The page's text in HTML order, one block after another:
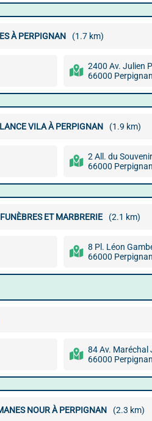
À PERPIGNAN (1.7 km)
2400 Av. Julien
66000 Perpignan
VILA À PERPIGNAN (1.9 km)
2 All. du Souvenir
66000 Perpignan
ET MARBRERIE (2.1 km)
8 Pl. Léon
66000 Perpignan
84 Av. Maréchal
66000 Perpignan
NOUR À PERPIGNAN (2.3 km)